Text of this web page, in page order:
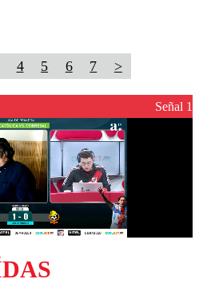
4 5 6 7 >
Señal 1